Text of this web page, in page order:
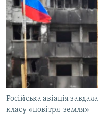
ВСЕ ЗА ДЕНЬ
СПЕЦПРОЕКТИ
ДЕПОРТАЦІЯ
ВІДЕОУРОКИ «ELIFBE»
СВІДЧЕННЯ ОКУПАЦІЇ
УКРАЇНСЬКА ПРОБЛЕМА
ЯК ОБІЙТИ
Русский
Qırımtatar
Російська авіація
класу «повітря-земля»